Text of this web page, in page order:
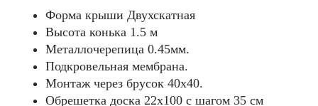
Форма крыши Двухскатная
Высота конька 1.5 м
Металлочерепица 0.45мм.
Подкровельная мембрана.
Монтаж через брусок 40x40.
Обрешетка доска 22х100 с шагом 35 см